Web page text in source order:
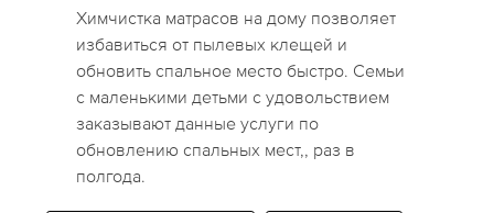
Химчистка матрасов на дому позволяет
избавиться от пылевых клещей и
обновить спальное место быстро. Семьи
с маленькими детьми с удовольствием
заказывают данные услуги по
обновлению спальных мест,, раз в
полгода.